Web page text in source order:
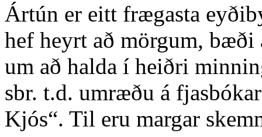
Ártún er eitt frægasta
hef heyrt að mörgum,
um að halda í heiðri
sbr. t.d. umræðu á
Kjós“. Til eru margar